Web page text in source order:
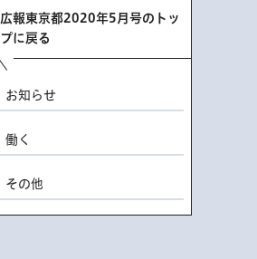
広報東京都2020年5月号のトッ
プに戻る
お知らせ
働く
その他